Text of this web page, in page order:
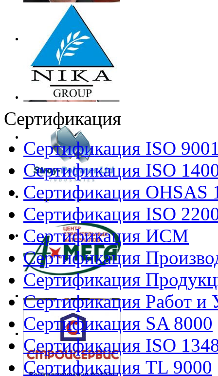
Сертификация
Сертификация ISO
Сертификация ISO
Сертификация OHSAS
Сертификация ISO
Сертификация ИСМ
Сертификация
Сертификация
Сертификация Работ и
Сертификация SA 8000
Сертификация ISO
Сертификация TL 9000